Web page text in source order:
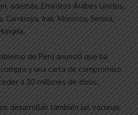
además, Emiratos Árabes Unidos,
Camboya, Irak, Morocco, Serbia,
de Perú anunció que ha
y una carta de compromiso
a 30 millones de dosis.
desarrollan también las vacunas